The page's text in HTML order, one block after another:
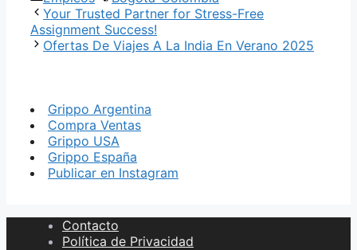
Your Trusted Partner for Stress-Free
Assignment Success!
Ofertas De Viajes A La India En Verano 2025
Grippo Argentina
Compra Ventas
Grippo USA
Grippo España
Publicar en Instagram
Contacto
Política de Privacidad